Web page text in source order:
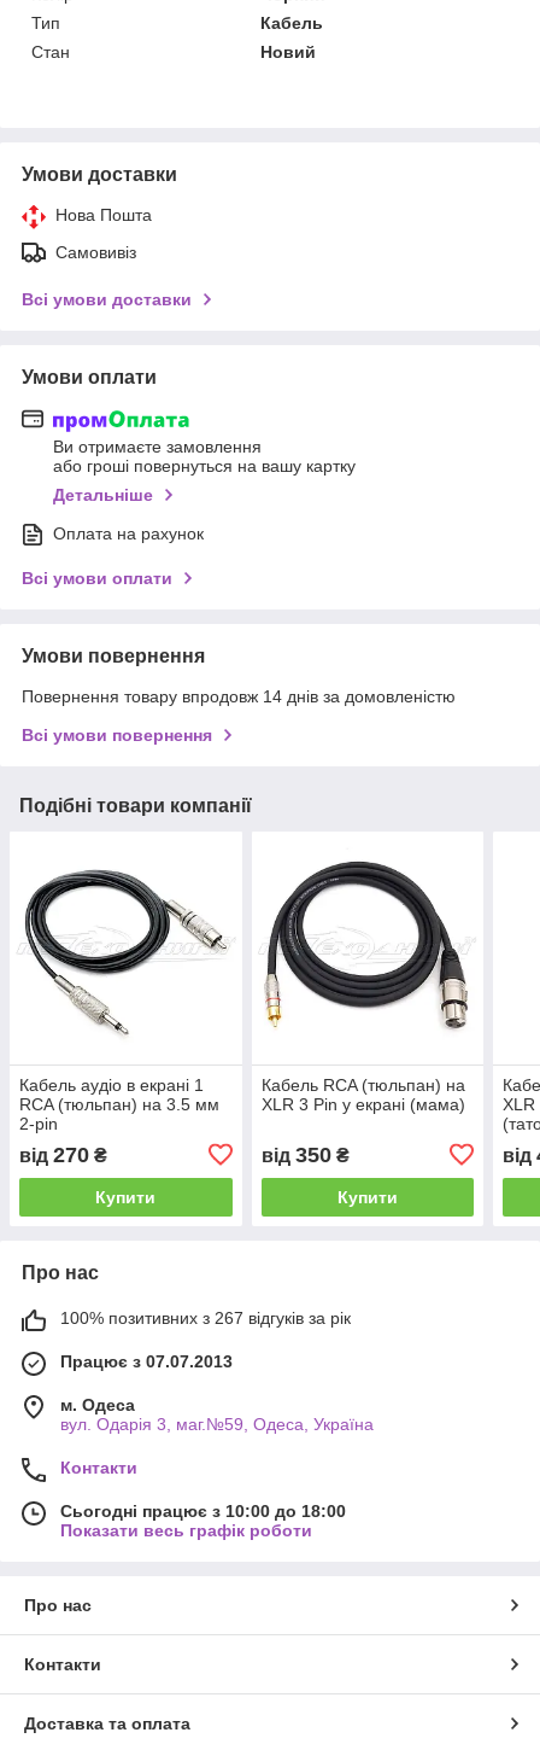
Тип
Кабель
Стан
Новий
Умови доставки
Нова Пошта
Самовивіз
Всі умови доставки
Умови оплати
Ви отримаєте замовлення
або гроші повернуться на вашу картку
Детальніше
Оплата на рахунок
Всі умови оплати
Умови повернення
Повернення товару впродовж 14 днів за домовленістю
Всі умови повернення
Подібні товари компанії
Кабель аудіо в екрані 1
RCA (тюльпан) на 3.5 мм
2-pin
від 270 ₴
Купити
Кабель RCA (тюльпан) на
XLR 3 Pin у екрані (мама)
від 350₴
Купити
XLR
від
Про нас
100% позитивних з 267 відгуків за рік
Працює з 07.07.2013
м. Одеса
вул. Одарiя 3, маг.№59, Одеса, Україна
Контакти
Сьогодні працює з 10:00 до 18:00
Показати весь графік роботи
Про нас
Контакти
Доставка та оплата